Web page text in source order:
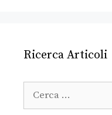
Ricerca Articoli